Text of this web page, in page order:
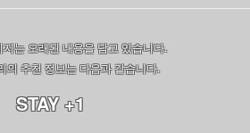
는 오래된 내용을 담고 있습니다.
의 추천 정보는 다음과 같습니다.
STAY +1